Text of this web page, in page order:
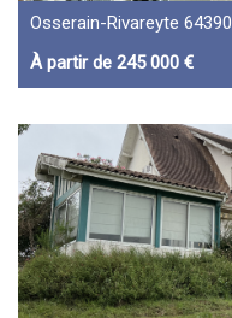
Osserain-Rivareyte 64390
À partir de 245 000 €